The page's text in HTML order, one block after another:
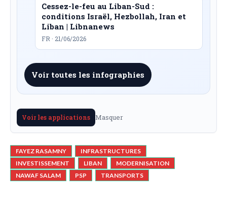
Cessez-le-feu au Liban-Sud :
conditions Israël, Hezbollah, Iran et
Liban | Libnanews
FR · 21/06/2026
Voir toutes les infographies
Voir les applications Masquer
FAYEZ RASAMNY
INFRASTRUCTURES
INVESTISSEMENT
LIBAN
MODERNISATION
NAWAF SALAM
PSP TRANSPORTS